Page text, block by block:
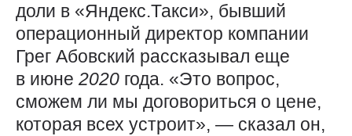
доли в «Яндекс.Такси», бывший
операционный директор компании
Грег Абовский рассказывал еще
в июне 2020 года. «Это вопрос,
сможем ли мы договориться о цене,
которая всех устроит», — сказал он,